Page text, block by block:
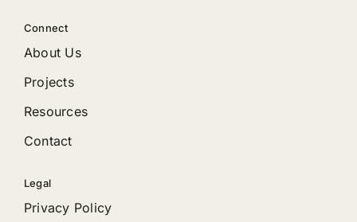
Connect
About Us
Projects
Resources
Contact
Legal
Privacy Policy